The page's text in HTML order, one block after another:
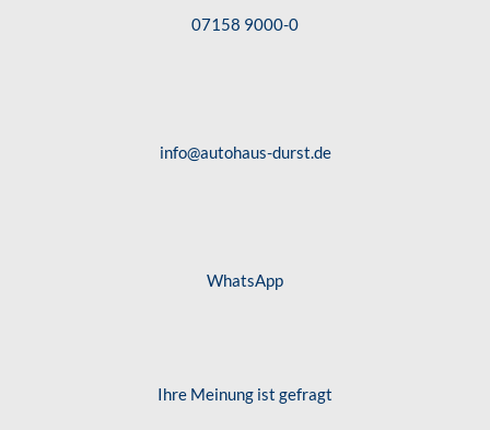
07158 9000-0
info@autohaus-durst.de
WhatsApp
Ihre Meinung ist gefragt